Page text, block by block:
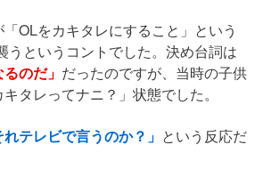
OLをカキタレにすること」という
うというコントでした。決め台詞は
のだ」 だったのですが、当時の子供
タレってナニ？」状態でした。
れテレビで言うのか？」 という反応だ